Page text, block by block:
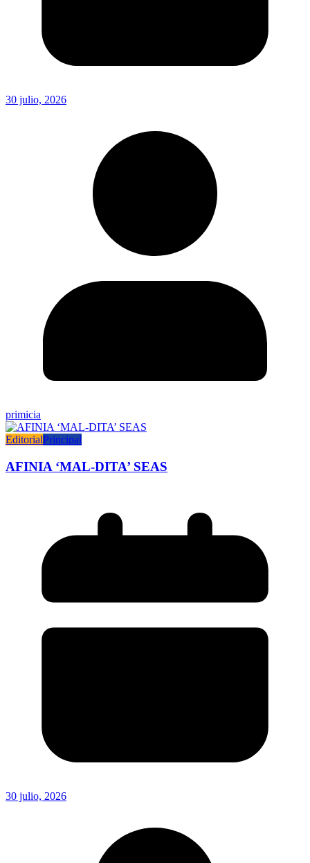
30 julio, 2026
primicia
EditorialPrincipal
AFINIA ‘MAL-DITA’ SEAS
30 julio, 2026